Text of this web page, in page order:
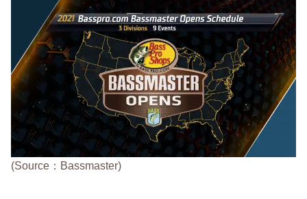
(Source：Bassmaster)